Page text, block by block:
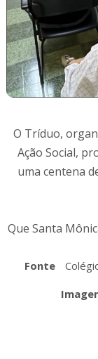
O Tríduo,
Ação Social,
uma centena
Que Santa
Fonte